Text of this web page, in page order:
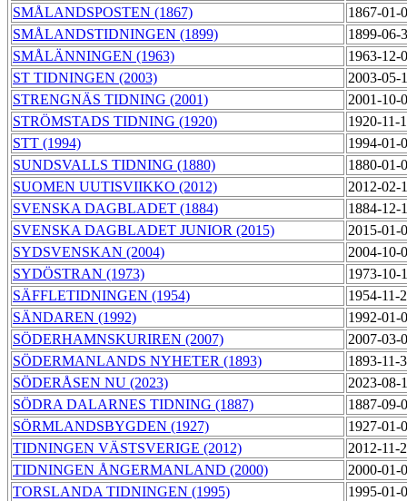
SMÅLANDSPOSTEN (1867)
1867-01-
SMÅLANDSTIDNINGEN (1899)
1899-06-
SMÅLÄNNINGEN (1963)
1963-12-
ST TIDNINGEN (2003)
2003-05-
STRENGNÄS TIDNING (2001)
2001-10-
STRÖMSTADS TIDNING (1920)
1920-11-
STT (1994)
1994-01-
SUNDSVALLS TIDNING (1880)
1880-01-
SUOMEN UUTISVIIKKO (2012)
2012-02-
SVENSKA DAGBLADET (1884)
1884-12-
SVENSKA DAGBLADET JUNIOR (2015)
2015-01-
SYDSVENSKAN (2004)
2004-10-
SYDÖSTRAN (1973)
1973-10-
SÄFFLETIDNINGEN (1954)
1954-11-
SÄNDAREN (1992)
1992-01-
SÖDERHAMNSKURIREN (2007)
2007-03-
SÖDERMANLANDS NYHETER (1893)
1893-11-
SÖDERÅSEN NU (2023)
2023-08-
SÖDRA DALARNES TIDNING (1887)
1887-09-
SÖRMLANDSBYGDEN (1927)
1927-01-
TIDNINGEN VÄSTSVERIGE (2012)
2012-11-
TIDNINGEN ÅNGERMANLAND (2000)
2000-01-
TORSLANDA TIDNINGEN (1995)
1995-01-